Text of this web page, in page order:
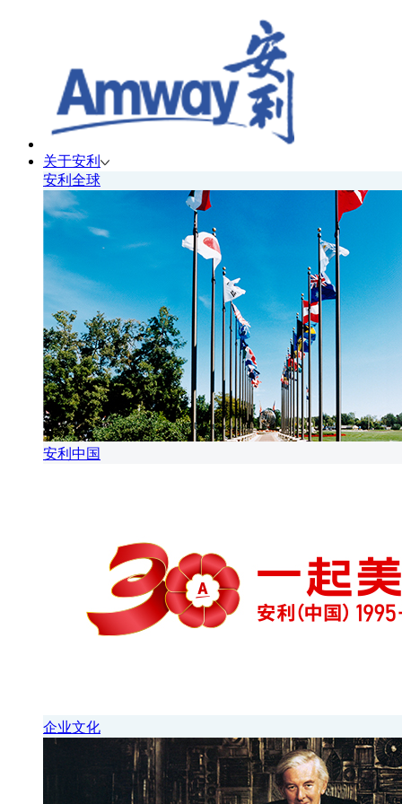
关于安利
安利全球
安利中国
企业文化